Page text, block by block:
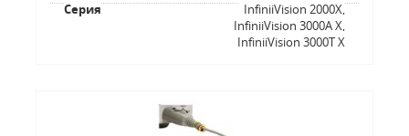
Серия
InfiniiVision 2000X,
InfiniiVision 3000A X,
InfiniiVision 3000T X